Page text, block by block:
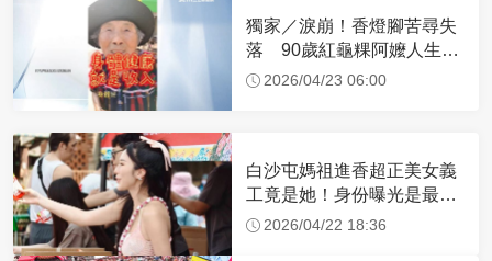
獨家／淚崩！香燈腳苦尋失
落 90歲紅龜粿阿嬤人生謝
幕2026/04/23 06:00
白沙屯媽祖進香超正美女義
工竟是她！身份曝光是最美
禮生 一輩子不結婚
2026/04/22 18:36